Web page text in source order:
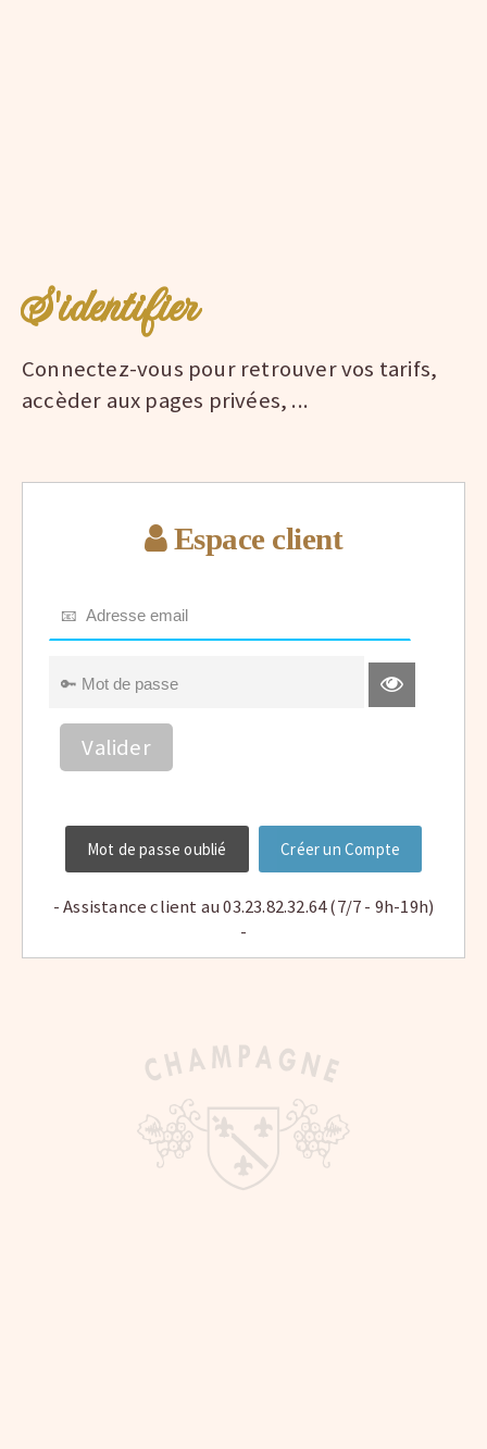
S'identifier
Connectez-vous pour retrouver vos tarifs,
accèder aux pages privées, ...
Espace client
Valider
Mot de passe oublié Créer un Compte
- Assistance client au 03.23.82.32.64 (7/7 - 9h-19h)
-